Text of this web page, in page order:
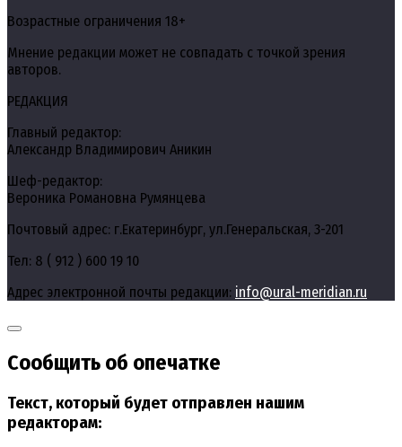
Возрастные ограничения 18+
Мнение редакции может не совпадать с точкой зрения
авторов.
РЕДАКЦИЯ
Главный редактор:
Александр Владимирович Аникин
Шеф-редактор:
Вероника Романовна Румянцева
Почтовый адрес: г.Екатеринбург, ул.Генеральская, 3-201
Тел: 8 ( 912 ) 600 19 10
Адрес электронной почты редакции: info@ural-meridian.ru
Сообщить об опечатке
Текст, который будет отправлен нашим
редакторам: